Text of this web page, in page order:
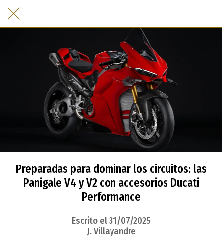
Preparadas para dominar los circuitos: las
Panigale V4 y V2 con accesorios Ducati
Performance
Escrito el 31/07/2025
J. Villayandre